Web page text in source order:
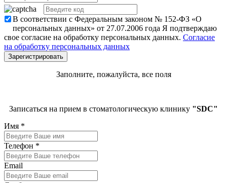
В соответствии с Федеральным законом № 152-ФЗ «О
персональных данных» от 27.07.2006 года Я подтверждаю
свое согласие на обработку персональных данных. Согласие
на обработку персональных данных
Заполните, пожалуйста, все поля
Записаться на прием в стоматологическую клинику "SDC"
Имя *
Телефон *
Email